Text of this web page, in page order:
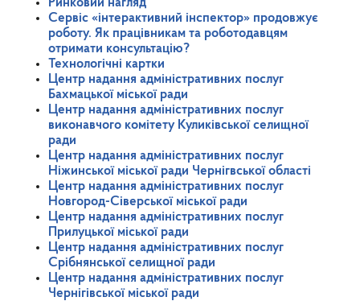
Сервіс «інтерактивний інспектор» продовжує
роботу. Як працівникам та роботодавцям
отримати консультацію?
Технологічні картки
Центр надання адміністративних послуг
Бахмацької міської ради
Центр надання адміністративних послуг
виконавчого комітету Куликівської селищної
ради
Центр надання адміністративних послуг
Ніжинської міської ради Чернігвської області
Центр надання адміністративних послуг
Новгород-Сіверської міської ради
Центр надання адміністративних послуг
Прилуцької міської ради
Центр надання адміністративних послуг
Срібнянської селищної ради
Центр надання адміністративних послуг
Чернігівської міської ради